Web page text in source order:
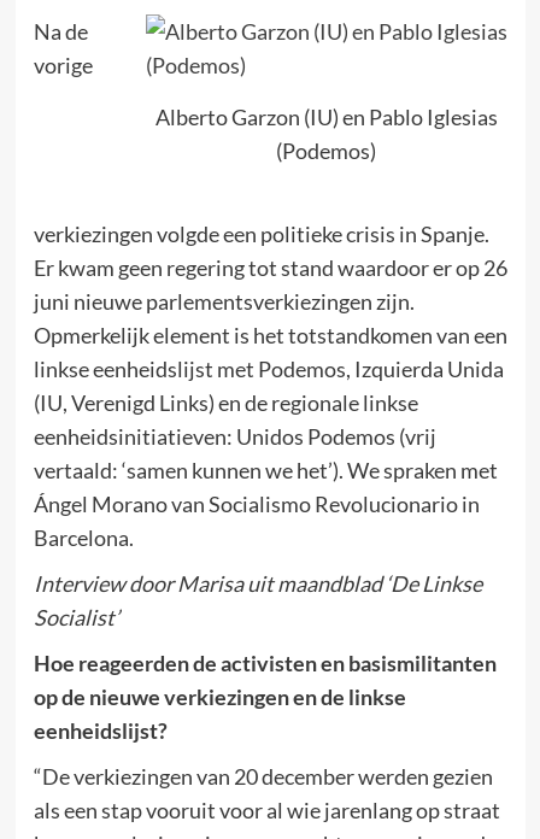
Alberto Garzon (IU) en Pablo Iglesias
(Podemos)
Na de
vorige
verkiezingen volgde een politieke crisis in Spanje.
Er kwam geen regering tot stand waardoor er op 26
juni nieuwe parlementsverkiezingen zijn.
Opmerkelijk element is het totstandkomen van een
linkse eenheidslijst met Podemos, Izquierda Unida
(IU, Verenigd Links) en de regionale linkse
eenheidsinitiatieven: Unidos Podemos (vrij
vertaald: ‘samen kunnen we het’). We spraken met
Ángel Morano van Socialismo Revolucionario in
Barcelona.
Interview door Marisa uit maandblad ‘De Linkse
Socialist’
Hoe reageerden de activisten en basismilitanten
op de nieuwe verkiezingen en de linkse
eenheidslijst?
“De verkiezingen van 20 december werden gezien
als een stap vooruit voor al wie jarenlang op straat